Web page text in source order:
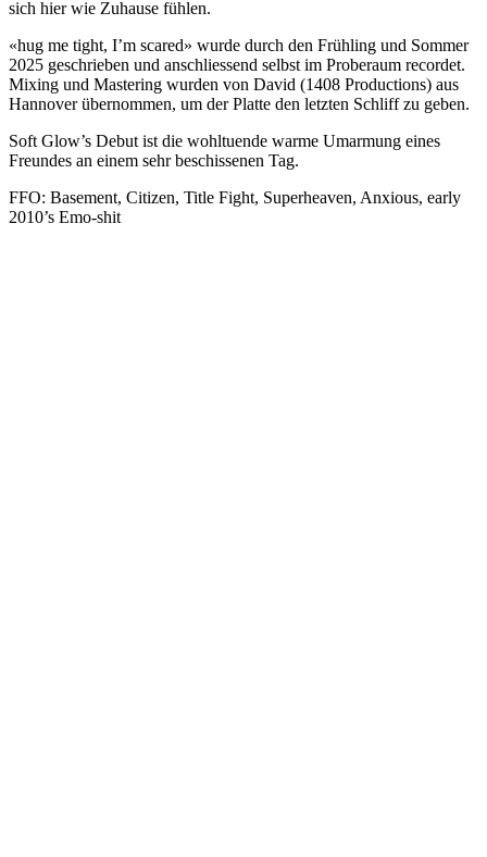
sich hier wie Zuhause fühlen.
«hug me tight, I’m scared» wurde durch den Frühling und Sommer
2025 geschrieben und anschliessend selbst im Proberaum recordet.
Mixing und Mastering wurden von David (1408 Productions) aus
Hannover übernommen, um der Platte den letzten Schliff zu geben.
Soft Glow’s Debut ist die wohltuende warme Umarmung eines
Freundes an einem sehr beschissenen Tag.
FFO: Basement, Citizen, Title Fight, Superheaven, Anxious, early
2010’s Emo-shit